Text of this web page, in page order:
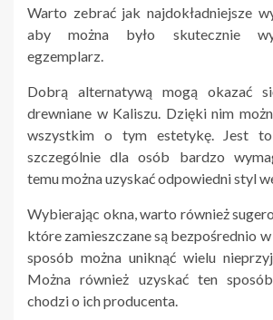
Warto zebrać jak najdokładniejsze
aby można było skutecznie
egzemplarz.
Dobrą alternatywą mogą okazać
drewniane w Kaliszu. Dzięki nim
wszystkim o tym estetykę. Jest
szczególnie dla osób bardzo
temu można uzyskać odpowiedni styl
Wybierając okna, warto również
które zamieszczane są bezpośrednio
sposób można uniknąć wielu
Można również uzyskać ten
chodzi o ich producenta.